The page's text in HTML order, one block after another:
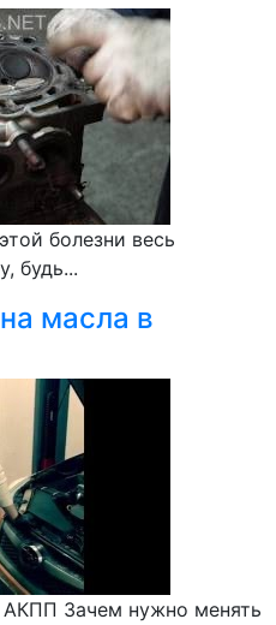
болезни весь
будь...
масла в
АКПП Зачем нужно менять